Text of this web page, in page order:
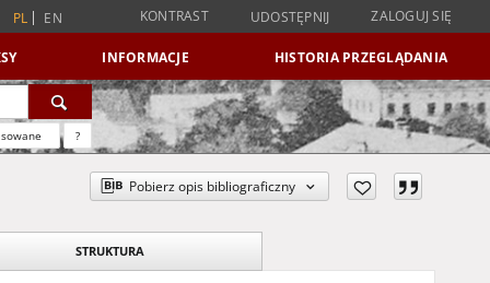
PL EN KONTRAST UDOSTĘPNIJ ZALOGUJ SIĘ
INFORMACJE HISTORIA PRZEGLĄDANIA
?
Pobierz opis bibliograficzny
STRUKTURA